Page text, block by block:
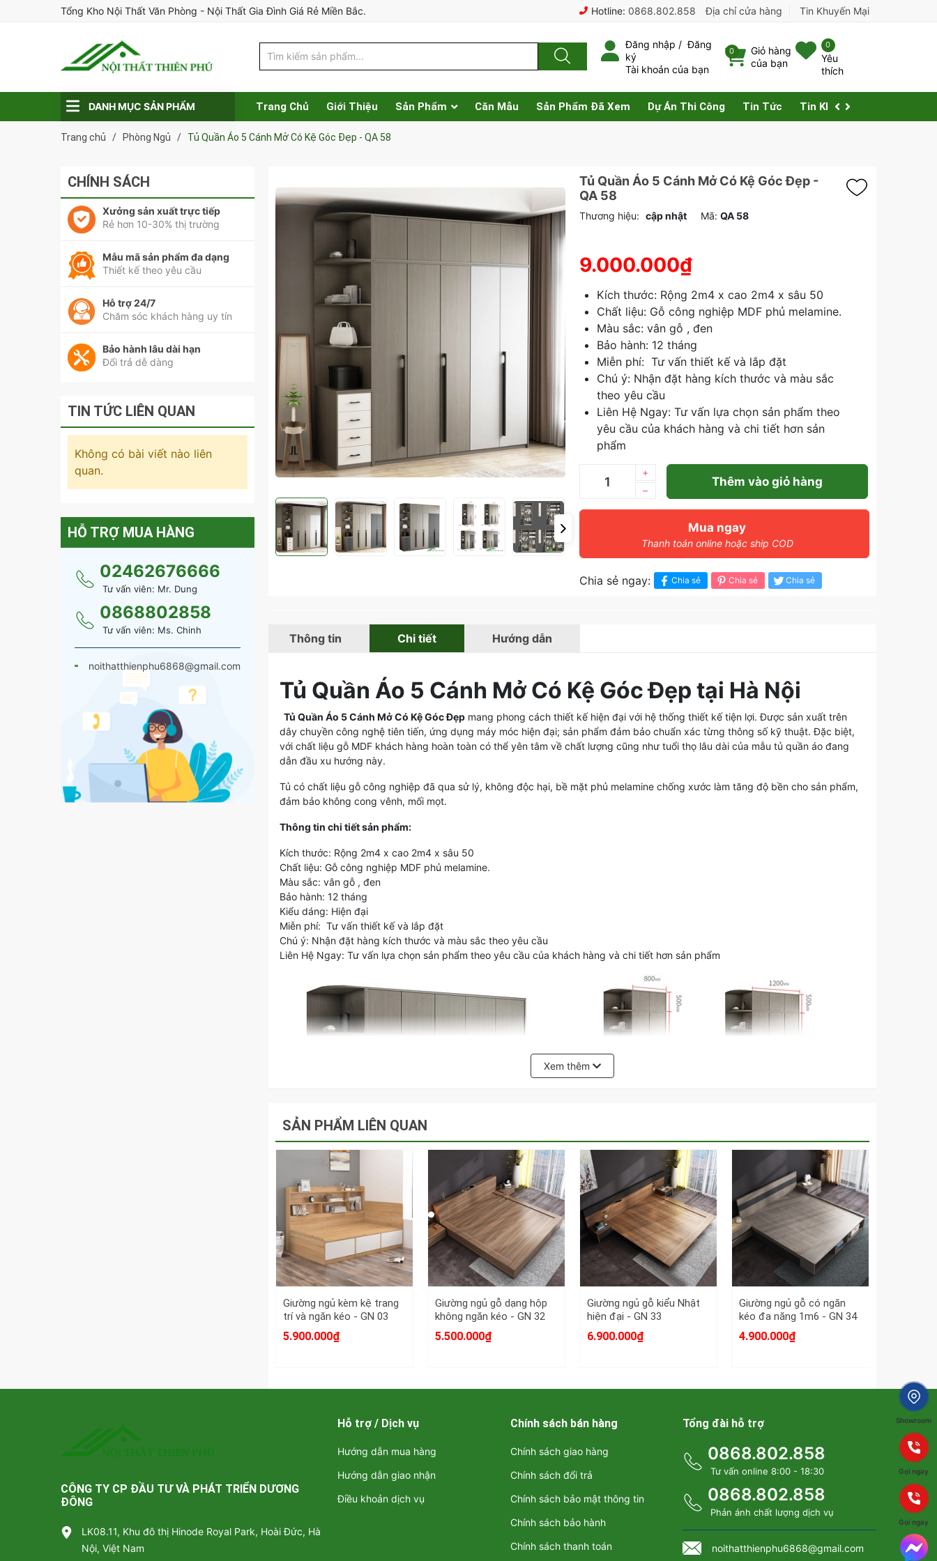
Tổng Kho Nội Thất Văn Phòng - Nội Thất Gia Đình Giá Rẻ Miền Bắc. Hotline: 0868.802.858 Địa chỉ cửa hàng Tin Khuyến Mại
Đăng nhập /Đăng
ký
Tài khoản của bạn
0
Giỏ hàng
của bạn
0
Yêu
thích
DANH MỤC SẢN PHẨM Trang Chủ Giới Thiệu Sản Phẩm Căn Mẫu Sản Phẩm Đã Xem Dự Án Thi Công Tin Tức Tin Khuyến Mại
Trang chủ / Phòng Ngủ / Tủ Quần Áo 5 Cánh Mở Có Kệ Góc Đẹp - QA 58
Tủ Quần Áo 5 Cánh Mở Có Kệ Góc Đẹp -
QA 58
Thương hiệu: cập nhật Mã: QA 58
9.000.000₫
Kích thước: Rộng 2m4 x cao 2m4 x sâu 50
Chất liệu: Gỗ công nghiệp MDF phủ melamine.
Màu sắc: vân gỗ , đen
Bảo hành: 12 tháng
Miễn phí: Tư vấn thiết kế và lắp đặt
Chú ý: Nhận đặt hàng kích thước và màu sắc
theo yêu cầu
Liên Hệ Ngay: Tư vấn lựa chọn sản phẩm theo
yêu cầu của khách hàng và chi tiết hơn sản
phẩm
–
+
Thêm vào giỏ hàng
Mua ngay
Thanh toán online hoặc ship COD
Chia sẻ ngay: Chia sẻ Chia sẻ Chia sẻ
Thông tin Chi tiết Hướng dẫn
Tủ Quần Áo 5 Cánh Mở Có Kệ Góc Đẹp tại Hà Nội
Tủ Quần Áo 5 Cánh Mở Có Kệ Góc Đẹpmang phong cách thiết kế hiện đại với hệ thống thiết kế tiện lợi. Được sản xuất trên
dây chuyền công nghệ tiên tiến, ứng dụng máy móc hiện đại; sản phẩm đảm bảo chuẩn xác từng thông số kỹ thuật. Đặc biệt,
với chất liệu gỗ MDF khách hàng hoàn toàn có thể yên tâm về chất lượng cũng như tuổi thọ lâu dài của mẫu tủ quần áo đang
dẫn đầu xu hướng này.
Tủ có chất liệu gỗ công nghiệp đã qua sử lý, không độc hại, bề mặt phủ melamine chống xước làm tăng độ bền cho sản phẩm,
đảm bảo không cong vênh, mối mọt.
Thông tin chi tiết sản phẩm:
Kích thước: Rộng 2m4 x cao 2m4 x sâu 50
Chất liệu: Gỗ công nghiệp MDF phủ melamine.
Màu sắc: vân gỗ , đen
Bảo hành: 12 tháng
Kiểu dáng: Hiện đại
Miễn phí: Tư vấn thiết kế và lắp đặt
Chú ý: Nhận đặt hàng kích thước và màu sắc theo yêu cầu
Liên Hệ Ngay: Tư vấn lựa chọn sản phẩm theo yêu cầu của khách hàng và chi tiết hơn sản phẩm
Xem thêm
SẢN PHẨM LIÊN QUAN
Giường ngủ kèm kệ trang
trí và ngăn kéo - GN 03
5.900.000₫
Giường ngủ gỗ dạng hộp
không ngăn kéo - GN 32
5.500.000₫
Giường ngủ gỗ kiểu Nhật
hiện đại - GN 33
6.900.000₫
Giường ngủ gỗ có ngăn
kéo đa năng 1m6 - GN 34
4.900.000₫
CHÍNH SÁCH
Xưởng sản xuất trực tiếp
Rẻ hơn 10-30% thị trường
Mẫu mã sản phẩm đa dạng
Thiết kế theo yêu cầu
Hỗ trợ 24/7
Chăm sóc khách hàng uy tín
Bảo hành lâu dài hạn
Đổi trả dễ dàng
TIN TỨC LIÊN QUAN
Không có bài viết nào liên
quan.
HỖ TRỢ MUA HÀNG
02462676666
Tư vấn viên: Mr. Dung
0868802858
Tư vấn viên: Ms. Chinh
noithatthienphu6868@gmail.com
CÔNG TY CP ĐẦU TƯ VÀ PHÁT TRIỂN DƯƠNG
ĐÔNG
LK08.11, Khu đô thị Hinode Royal Park, Hoài Đức, Hà
Nội, Việt Nam
Hỗ trợ / Dịch vụ
Hướng dẫn mua hàng
Hướng dẫn giao nhận
Điều khoản dịch vụ
Chính sách bán hàng
Chính sách giao hàng
Chính sách đổi trả
Chính sách bảo mật thông tin
Chính sách bảo hành
Chính sách thanh toán
Tổng đài hỗ trợ
0868.802.858
Tư vấn online 8:00 - 18:30
0868.802.858
Phản ánh chất lượng dịch vụ
noithatthienphu6868@gmail.com
Showroom
Gọi ngay
Gọi ngay